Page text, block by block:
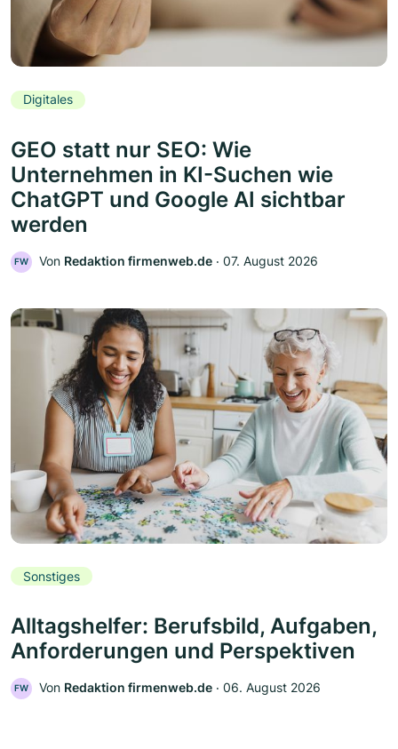
Digitales
GEO statt nur SEO: Wie
Unternehmen in KI-Suchen wie
ChatGPT und Google AI sichtbar
werden
FW Von Redaktion firmenweb.de ‧ 07. August 2026
Sonstiges
Alltagshelfer: Berufsbild, Aufgaben,
Anforderungen und Perspektiven
FW Von Redaktion firmenweb.de ‧ 06. August 2026